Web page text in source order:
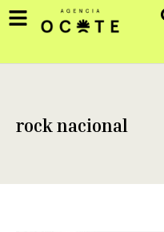
rock nacional